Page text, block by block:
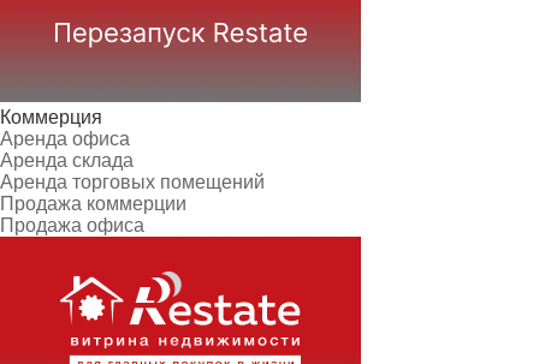
Коммерция
Аренда офиса
Аренда склада
Аренда торговых помещений
Продажа коммерции
Продажа офиса